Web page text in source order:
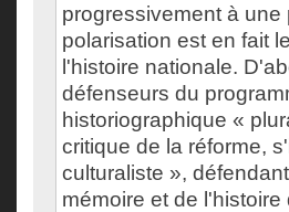
progressivement à
polarisation est en fait
l'histoire nationale.
défenseurs du
historiographique «
critique de la réforme,
culturaliste »,
mémoire et de